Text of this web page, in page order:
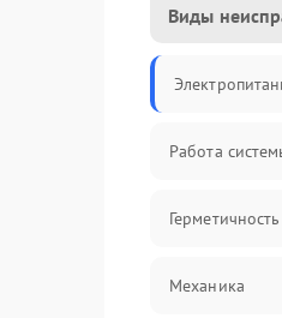
Виды
Работа
Герметичность
Механика